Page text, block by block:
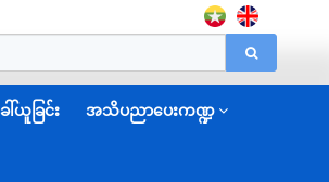
ယူခြင်း အသိပညာပေးကဏ္ဍ